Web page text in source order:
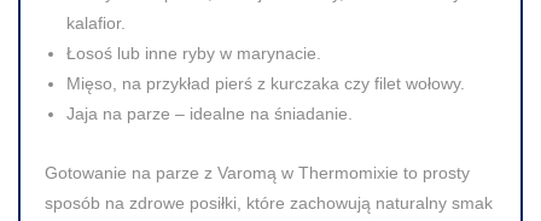
kalafior.
Łosoś lub inne ryby w marynacie.
Mięso , na przykład pierś z kurczaka czy filet wołowy.
Jaja na parze – idealne na śniadanie.
Gotowanie na parze z Varomą w Thermomixie to prosty
sposób na zdrowe posiłki, które zachowują naturalny smak